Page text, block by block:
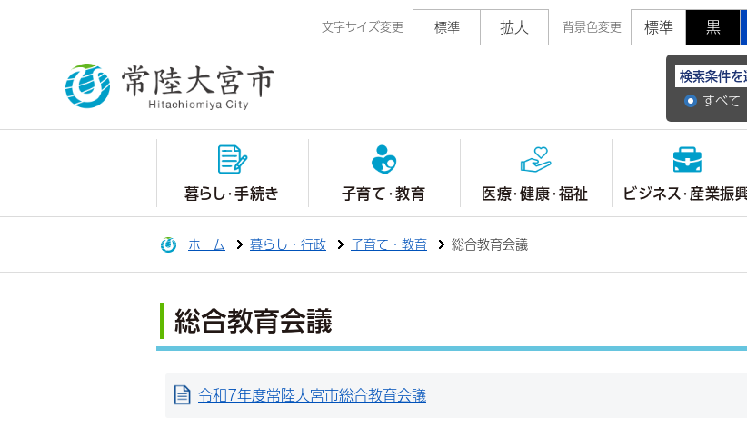
文字サイズ変更 標準 拡大 背景色変更 標準 黒
常陸大
検索条件を
すべて
暮らし・手続き 子育て・教育 医療・健康・福祉 ビジネス・産業振
ホーム 暮らし・行政 子育て・教育 総合教育会議
総合教育会議
令和7年度常陸大宮市総合教育会議